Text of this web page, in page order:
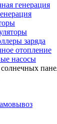
генерация
заряда
отопление
насосы